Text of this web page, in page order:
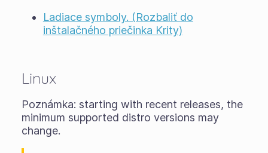
Ladiace symboly. (Rozbaliť do
inštalačného priečinka Krity)
Linux
Poznámka: starting with recent releases, the
minimum supported distro versions may
change.